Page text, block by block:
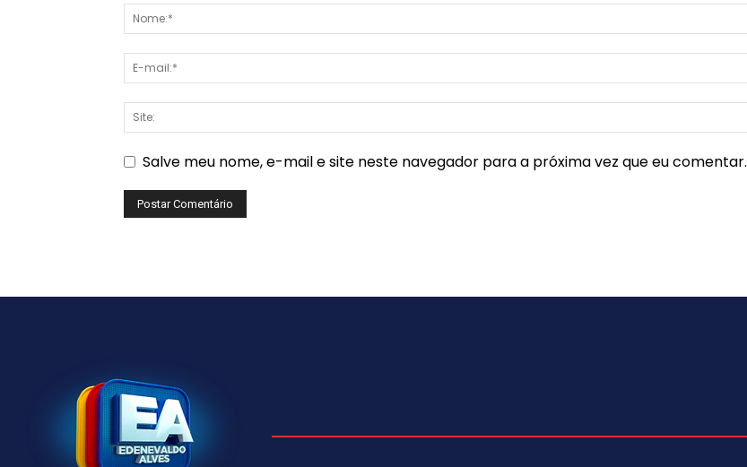
Salve meu nome, e-mail e site neste navegador para a próxima vez que eu comentar.